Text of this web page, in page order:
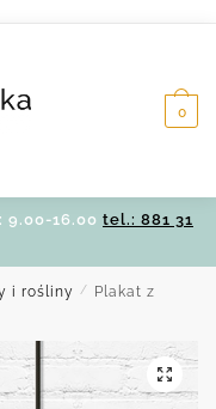
0
9.00-16.00 tel.: 881 31
i rośliny /
Plakat z